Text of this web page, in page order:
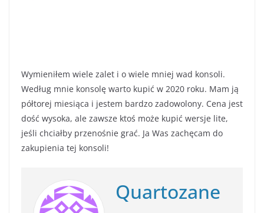
Wymieniłem wiele zalet i o wiele mniej wad konsoli.
Według mnie konsolę warto kupić w 2020 roku. Mam ją
półtorej miesiąca i jestem bardzo zadowolony. Cena jest
dość wysoka, ale zawsze ktoś może kupić wersje lite,
jeśli chciałby przenośnie grać. Ja Was zachęcam do
zakupienia tej konsoli!
Quartozane